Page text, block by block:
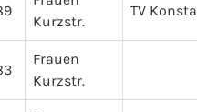
Kurzstr.
TV
Frauen
Kurzstr.